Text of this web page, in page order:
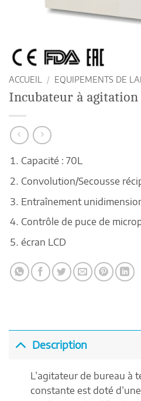
ACCUEIL / EQUIPEMENTS DE
Incubateur à agitation
Capacité : 70L
Convolution/Secousse
Entraînement
Contrôle de puce de
écran LCD
Description
L’agitateur de bureau à
constante est doté